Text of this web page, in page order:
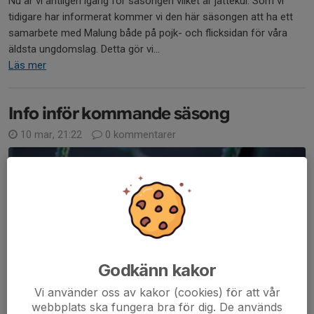
tidigare har informerat kommer vi den här säsongen att ha ett
samarbete med Malung både på pojk- och flicksidan för våra
äldsta ungdomslag. Detta gör vi...
Läs mer
Info inför kommande säsong
10 mar, 21:22 0 kommentarer
Godkänn kakor
Vi använder oss av kakor (cookies) för att vår
webbplats ska fungera bra för dig. De används